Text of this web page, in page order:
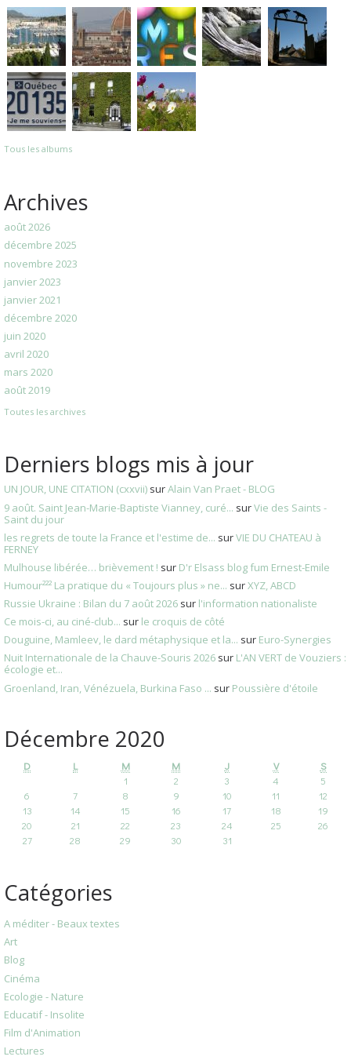
Tous les albums
Archives
août 2026
décembre 2025
novembre 2023
janvier 2023
janvier 2021
décembre 2020
juin 2020
avril 2020
mars 2020
août 2019
Toutes les archives
Derniers blogs mis à jour
UN JOUR, UNE CITATION (cxxvii) surAlain Van Praet - BLOG
9 août. Saint Jean-Marie-Baptiste Vianney, curé... surVie des Saints -
Saint du jour
les regrets de toute la France et l'estime de... surVIE DU CHATEAU à
FERNEY
Mulhouse libérée… brièvement ! sur D'r Elsass blog fum Ernest-Emile
Humour²²² La pratique du « Toujours plus » ne... surXYZ, ABCD
Russie Ukraine : Bilan du 7 août 2026 sur l'information nationaliste
Ce mois-ci, au ciné-club... sur le croquis de côté
Douguine, Mamleev, le dard métaphysique et la... sur Euro-Synergies
Nuit Internationale de la Chauve-Souris 2026 sur L'AN VERT de Vouziers :
écologie et...
Groenland, Iran, Vénézuela, Burkina Faso ... sur Poussière d'étoile
Décembre 2020
D L M M J V
S
1
2 3 4
5
6
7 8 9 10 11
12
13
14 15 16 17 18
19
20
21 22 23 24 25
26
27
28 29 30 31
Catégories
A méditer - Beaux textes
Art
Blog
Cinéma
Ecologie - Nature
Educatif - Insolite
Film d'Animation
Lectures